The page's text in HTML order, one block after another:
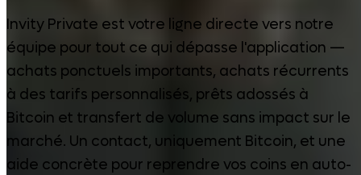
Invity Private est votre ligne directe vers notre
équipe pour tout ce qui dépasse l'application —
achats ponctuels importants, achats récurrents
à des tarifs personnalisés, prêts adossés à
Bitcoin et transfert de volume sans impact sur le
marché. Un contact, uniquement Bitcoin, et une
aide concrète pour reprendre vos coins en auto-